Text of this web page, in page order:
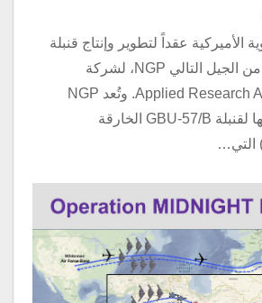
الأميركية عقداً لتطوير وإنتاج قنبلة
خارقة للتحصينات من الجيل التالي NGP، لشركة
Applied Research Associates (ARA). وتُعد NGP
الخليفة المُخطط لها لقنبلة GBU-57/B الخارقة